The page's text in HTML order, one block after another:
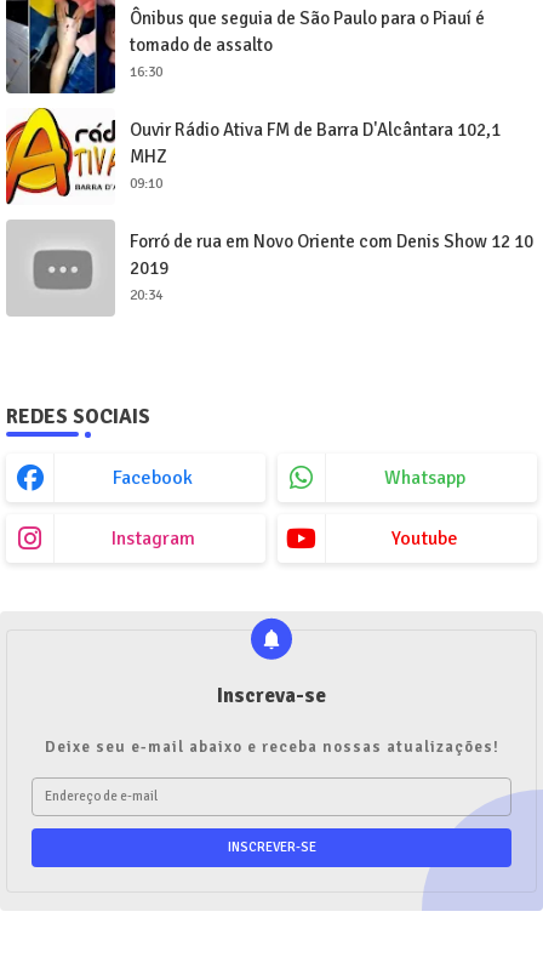
Ônibus que seguia de São Paulo para o Piauí é
tomado de assalto
16:30
Ouvir Rádio Ativa FM de Barra D'Alcântara 102,1
MHZ
09:10
Forró de rua em Novo Oriente com Denis Show 12 10
2019
20:34
REDES SOCIAIS
Facebook Whatsapp
Instagram Youtube
Inscreva-se
Deixe seu e-mail abaixo e receba nossas atualizações!